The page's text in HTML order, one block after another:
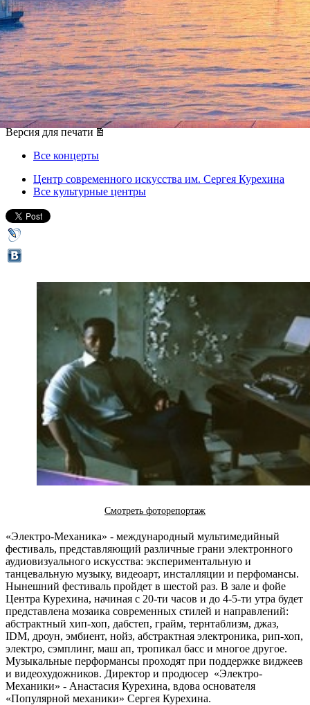
VI Международный
фестиваль «Электро-
Механика»
23 ноября 2012, пятница-24 ноября 2012, суббота
Версия для печати
Все концерты
Центр современного искусства им. Сергея Курехина
Все культурные центры
Смотреть фоторепортаж
«Электро-Механика» - международный мультимедийный
фестиваль, представляющий различные грани электронного
аудиовизуального искусства: экспериментальную и
танцевальную музыку, видеоарт, инсталляции и перфомансы.
Нынешний фестиваль пройдет в шестой раз. В зале и фойе
Центра Курехина, начиная с 20-ти часов и до 4-5-ти утра будет
представлена мозаика современных стилей и направлений:
абстрактный хип-хоп, дабстеп, грайм, тернтаблизм, джаз,
IDM, дроун, эмбиент, нойз, абстрактная электроника, рип-хоп,
электро, сэмплинг, маш ап, тропикал басс и многое другое.
Музыкальные перформансы проходят при поддержке виджеев
и видеохудожников. Директор и продюсер «Электро-
Механики» - Анастасия Курехина, вдова основателя
«Популярной механики» Сергея Курехина.